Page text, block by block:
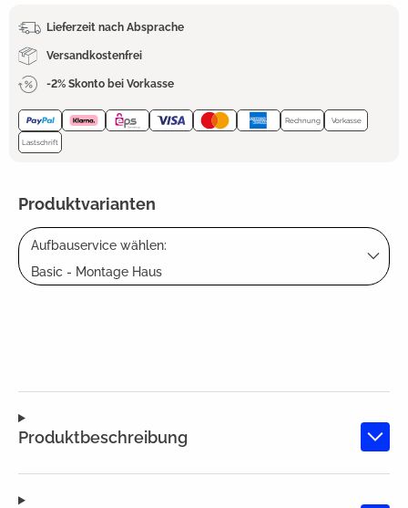
Lieferzeit nach Absprache
Versandkostenfrei
-2% Skonto bei Vorkasse
Rechnung Vorkasse
Lastschrift
Produktvarianten
Aufbauservice wählen:
Basic - Montage Haus
Produktbeschreibung